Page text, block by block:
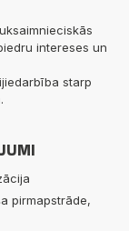
intereses un
starp
pirmapstrāde,